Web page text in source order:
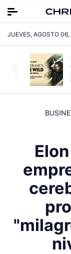
JUEVES, AGOSTO